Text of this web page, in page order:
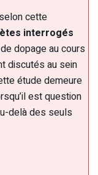
cette
interrogés
dopage au cours
discutés au sein
étude demeure
est question
delà des seuls